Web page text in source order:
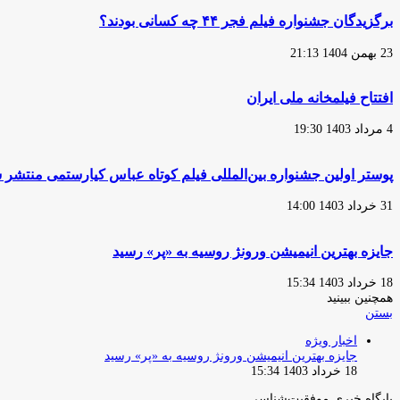
برگزیدگان جشنواره فیلم فجر ۴۴ چه کسانی بودند؟
23 بهمن 1404 21:13
افتتاح فیلمخانه ملی ایران
4 مرداد 1403 19:30
پوستر اولین جشنواره بین‌المللی فیلم کوتاه عباس کیارستمی
31 خرداد 1403 14:00
جایزه بهترین انیمیشن ورونژ روسیه به «پر» رسید
18 خرداد 1403 15:34
همچنین ببینید
بستن
اخبار ویژه
جایزه بهترین انیمیشن ورونژ روسیه به «پر» رسید
18 خرداد 1403 15:34